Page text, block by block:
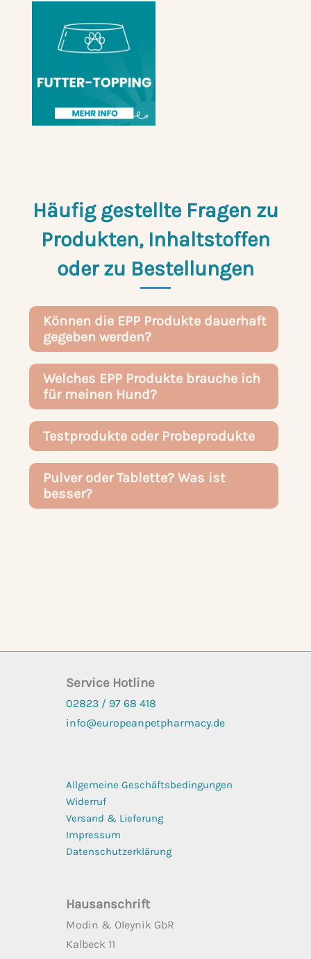
Häufig gestellte Fragen zu
Produkten, Inhaltstoffen
oder zu Bestellungen
Können die EPP Produkte dauerhaft
gegeben werden?
Welches EPP Produkte brauche ich
für meinen Hund?
Testprodukte oder Probeprodukte
Pulver oder Tablette? Was ist
besser?
Service Hotline
02823 / 97 68 418
info@europeanpetpharmacy.de
Allgemeine Geschäftsbedingungen
Widerruf
Versand & Lieferung
Impressum
Datenschutzerklärung
Hausanschrift
Modin & Oleynik GbR
Kalbeck 11